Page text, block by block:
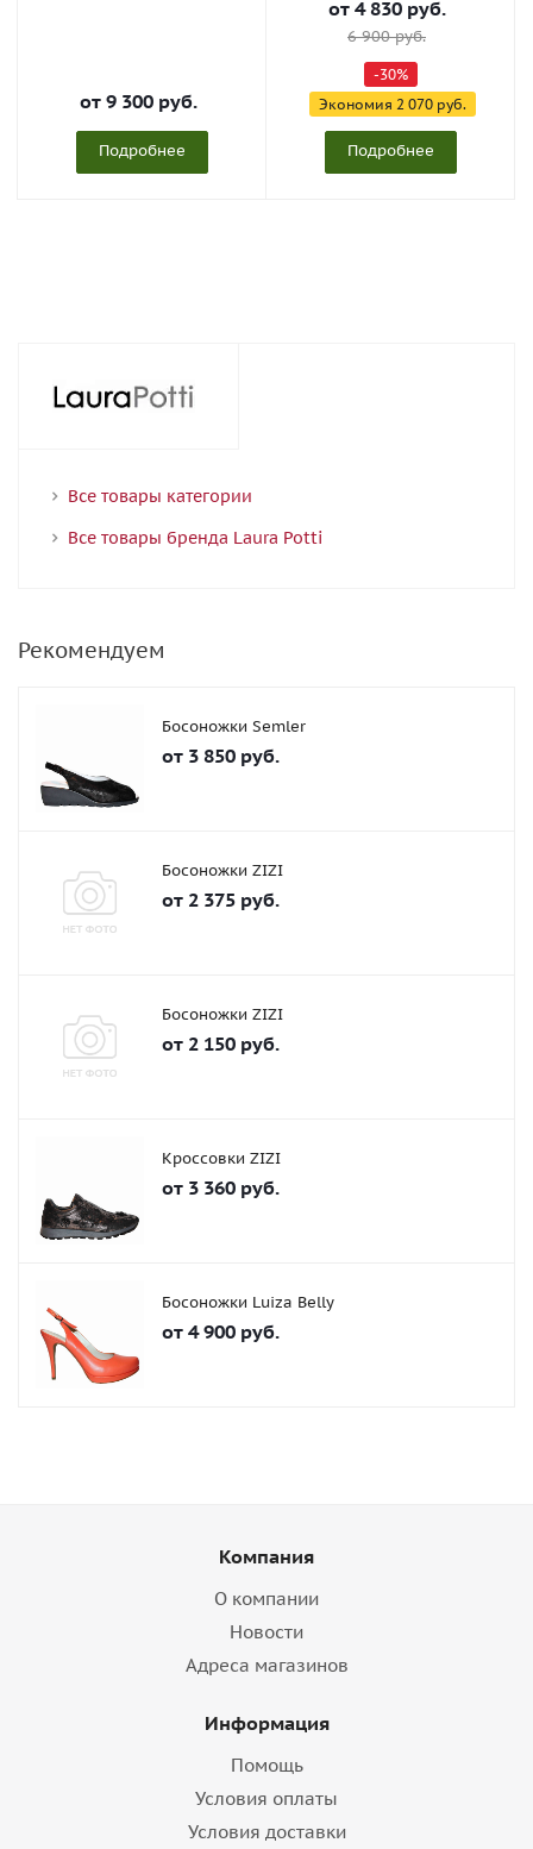
от 9 300 руб.
Подробнее
от 4 830 руб.
6 900 руб.
-30%
Экономия 2 070 руб.
Подробнее
Все товары категории
Все товары бренда Laura Potti
Рекомендуем
Босоножки Semler
от 3 850 руб.
Босоножки ZIZI
от 2 375 руб.
Босоножки ZIZI
от 2 150 руб.
Кроссовки ZIZI
от 3 360 руб.
Босоножки Luiza Belly
от 4 900 руб.
Компания
О компании
Новости
Адреса магазинов
Информация
Помощь
Условия оплаты
Условия доставки